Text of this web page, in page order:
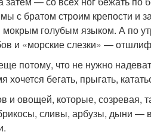
с братом стро­им крепости и
мокрым голубым языком. А по
и «морские слезки» —
потому, что не нужно
хочется бегать, прыгать,
и овощей, которые, созревая,
сливы, арбузы, дыни —